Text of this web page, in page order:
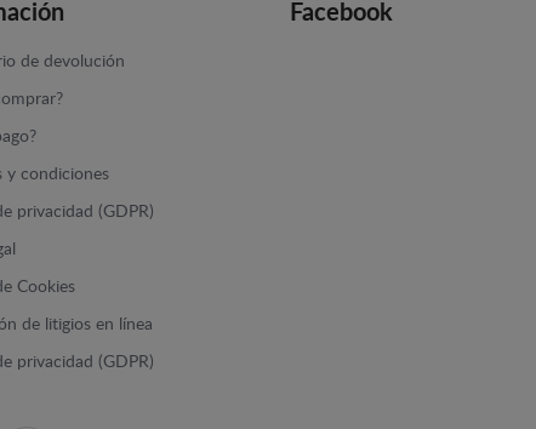
de devolución
y condiciones
privacidad (GDPR)
Cookies
de litigios en línea
privacidad (GDPR)
Facebook